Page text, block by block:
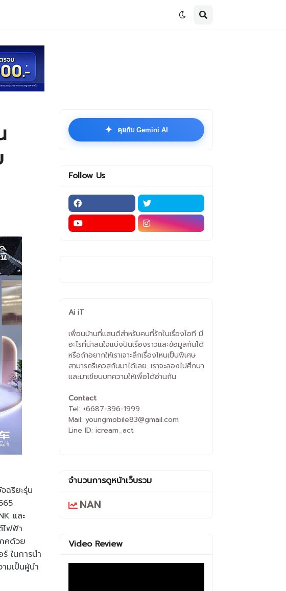
ฉริยะรุ่น
และ
ฟฟ้า
คด้วย
ในการนำ
มเป็นผู้นำ
✦ คุยกับ Gemini AI
Follow Us
Ai iT
เพื่อนบ้านที่แสนดีสำหรับคนที่รักในเรื่องไอที มี
อะไรที่น่าสนใจแบ่งปันเรื่องราวและข้อมูลกันได้
หรือถ้าอยากให้เราเจาะลึกเรื่องไหนเป็นพิเศษ
สามารถรีเควสกันมาได้เลย. เราจะลองไปศึกษา
และมาเขียนบทความให้เพื่อได้อ่านกัน
Contact
Tel: +6687-396-1999
Mail: youngmobile83@gmail.com
Line ID: icream_act
จำนวนการดูหน้าเว็บรวม
NAN
Video Review